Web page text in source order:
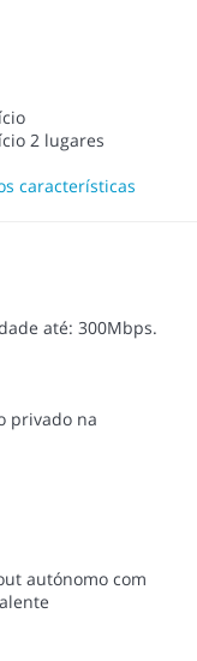
2 lugares
características
até: 300Mbps.
privado na
autónomo com